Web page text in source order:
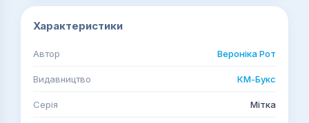
Характеристики
Автор Вероніка Рот
Видавництво КМ-Букс
Серія Мітка